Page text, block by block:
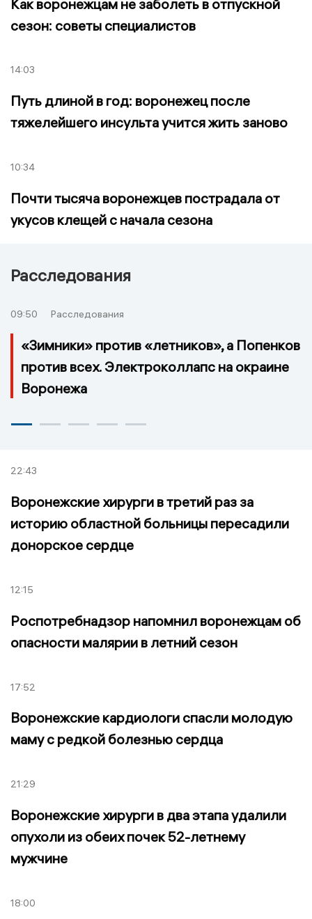
Как воронежцам не заболеть в отпускной
сезон: советы специалистов
14:03
Путь длиной в год: воронежец после
тяжелейшего инсульта учится жить заново
10:34
Почти тысяча воронежцев пострадала от
укусов клещей с начала сезона
Расследования
09:50 Расследования
«Зимники» против «летников», а Попенков
против всех. Электроколлапс на окраине
Воронежа
22:43
Воронежские хирурги в третий раз за
историю областной больницы пересадили
донорское сердце
12:15
Роспотребнадзор напомнил воронежцам об
опасности малярии в летний сезон
17:52
Воронежские кардиологи спасли молодую
маму с редкой болезнью сердца
21:29
Воронежские хирурги в два этапа удалили
опухоли из обеих почек 52-летнему
мужчине
18:00